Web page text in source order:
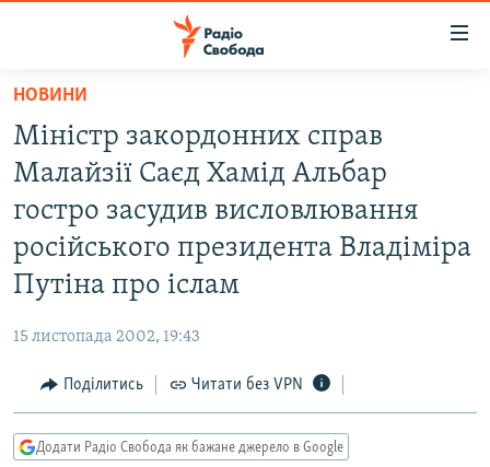
Перейти
основного
матеріалу
до
основної
навігації
Перейти
до
ВСЕ ЗА ДОБУ
ПОЛІТИКА
ЕКОНОМІКА
СПОРТ
УКРАЇНА
ВІЙНА
РОСІЙСЬКА «ФІЛЬТРАЦІЯ»
ТИ ЯК?
СХЕМИ
НОВИНИ
Міністр закордонних справ
Малайзії Саєд Хамід Альбар
гостро засудив висловлювання
російського президента Владіміра
Путіна про іслам
15 листопада 2002, 19:43
Поділитись Читати без VPN
Додати Радіо Свобода як бажане джерело в Google